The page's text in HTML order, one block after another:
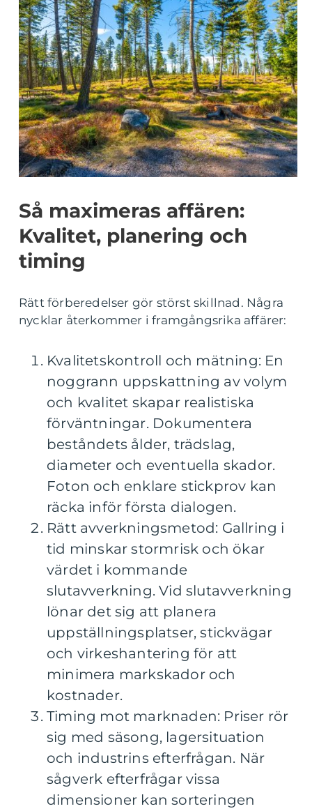
Så maximeras affären:
Kvalitet, planering och
timing
Rätt förberedelser gör störst skillnad. Några
nycklar återkommer i framgångsrika affärer:
Kvalitetskontroll och mätning: En
noggrann uppskattning av volym
och kvalitet skapar realistiska
förväntningar. Dokumentera
beståndets ålder, trädslag,
diameter och eventuella skador.
Foton och enklare stickprov kan
räcka inför första dialogen.
Rätt avverkningsmetod: Gallring i
tid minskar stormrisk och ökar
värdet i kommande
slutavverkning. Vid slutavverkning
lönar det sig att planera
uppställningsplatser, stickvägar
och virkeshantering för att
minimera markskador och
kostnader.
Timing mot marknaden: Priser rör
sig med säsong, lagersituation
och industrins efterfrågan. När
sågverk efterfrågar vissa
dimensioner kan sorteringen